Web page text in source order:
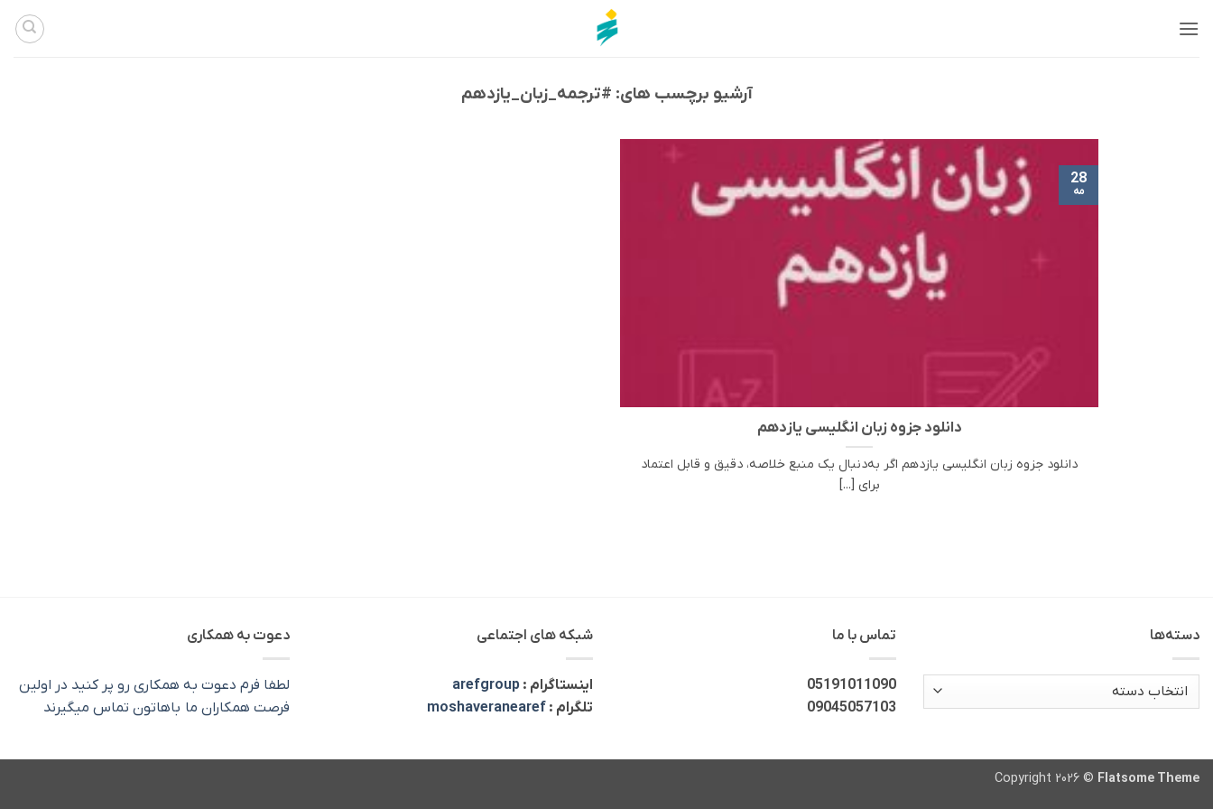
آرشیو برچسب های: #ترجمه_زبان_یازدهم
دانلود جزوه زبان انگلیسی یازدهم
دانلود جزوه زبان انگلیسی یازدهم اگر به‌دنبال یک منبع خلاصه، دقیق و قابل اعتماد
برای [...]
28
مه
دسته‌ها
دسته‌ها
تماس با ما
05191011090
09045057103
شبکه های اجتماعی
اینستاگرام : arefgroup
تلگرام : moshaveranearef
دعوت به همکاری
لطفا فرم دعوت به همکاری رو پر کنید در اولین
فرصت همکاران ما باهاتون تماس میگیرند
Copyright 2026 © Flatsome Theme